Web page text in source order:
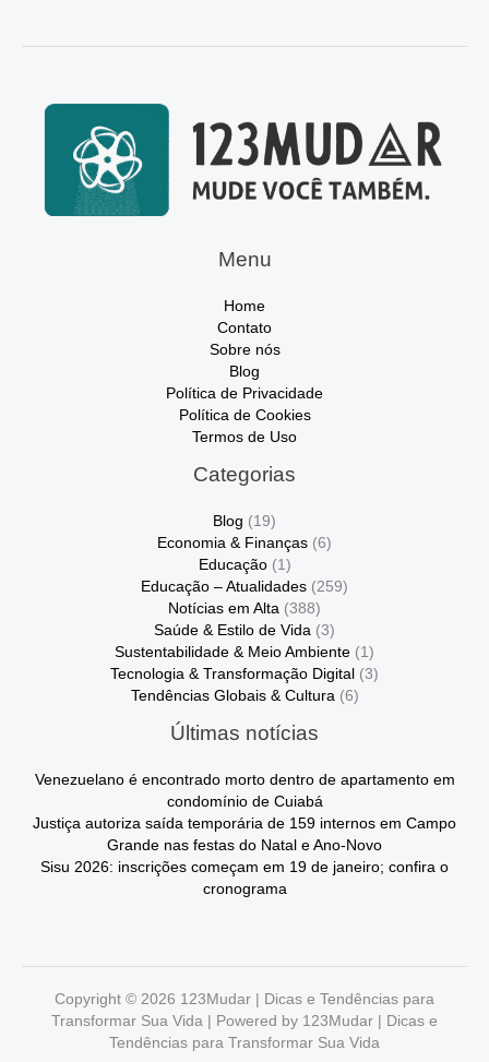
Menu
Home
Contato
Sobre nós
Blog
Política de Privacidade
Política de Cookies
Termos de Uso
Categorias
Blog (19)
Economia & Finanças (6)
Educação(1)
Educação – Atualidades (259)
Notícias em Alta (388)
Saúde & Estilo de Vida (3)
Sustentabilidade & Meio Ambiente (1)
Tecnologia & Transformação Digital (3)
Tendências Globais & Cultura (6)
Últimas notícias
Venezuelano é encontrado morto dentro de apartamento em
condomínio de Cuiabá
Justiça autoriza saída temporária de 159 internos em Campo
Grande nas festas do Natal e Ano-Novo
Sisu 2026: inscrições começam em 19 de janeiro; confira o
cronograma
Copyright © 2026 123Mudar | Dicas e Tendências para
Transformar Sua Vida | Powered by 123Mudar | Dicas e
Tendências para Transformar Sua Vida